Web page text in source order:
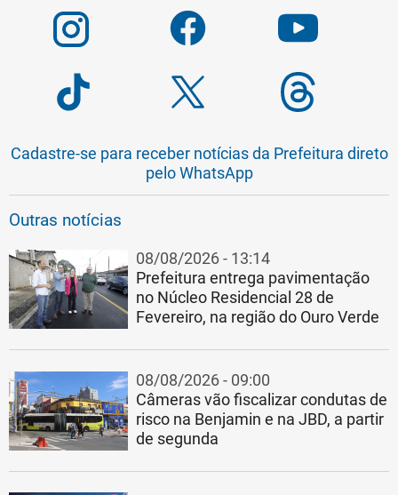
Cadastre-se para receber notícias da Prefeitura direto
pelo WhatsApp
Outras notícias
08/08/2026 - 13:14
Prefeitura entrega pavimentação
no Núcleo Residencial 28 de
Fevereiro, na região do Ouro Verde
08/08/2026 - 09:00
Câmeras vão fiscalizar condutas de
risco na Benjamin e na JBD, a partir
de segunda